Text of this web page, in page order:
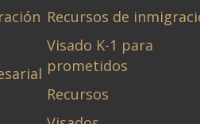
Recursos de
Visado K-1 para
prometidos
Recursos